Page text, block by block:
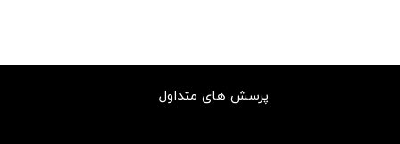
پرسش های متداول